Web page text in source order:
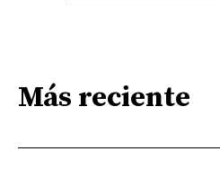
Más reciente